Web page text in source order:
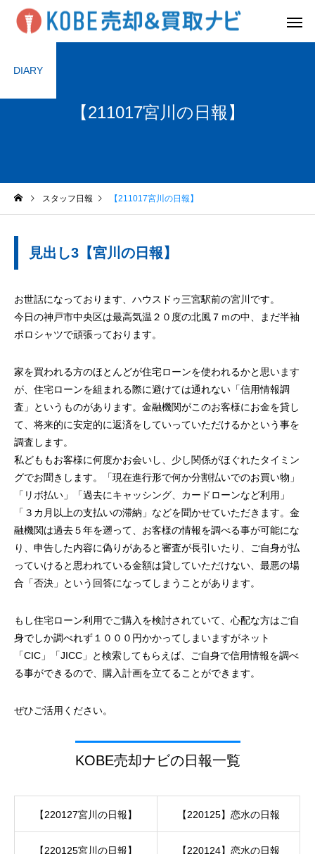
【211017宮川の日報】
DIARY
スタッフ日報 【211017宮川の日報】
見出し3【宮川の日報】
お世話になっております、ハウスドゥ三宮駅前の宮川です。
今日の神戸市中央区は最高気温２０度の北風７ｍの中、まだ半袖
ポロシャツで頑張っております。
家を買われる方のほとんどが住宅ローンを使われるかと思います
が、住宅ローンを組まれる際に避けては通れない「信用情報調
査」というものがあります。金融機関がこのお客様にお金を貸し
て、将来的に安定的に返済をしていっていただけるかという事を
調査します。
私どももお客様に何度かお会いし、少し関係がほぐれたタイミン
グでお聞きします。「現在進行形で何か分割払いでのお買い物」
「リボ払い」「過去にキャッシング、カードローンなど利用」
「３カ月以上の支払いの滞納」などを聞かせていただきます。金
融機関は過去５年を遡って、お客様の情報を調べる事が可能にな
り、申告した内容に偽りがあると審査が長引いたり、ご自身が払
っていけると思われている金額は貸していただけない、最悪の場
合「否決」という回答になってしまうことがあります。
もし住宅ローン利用でご購入を検討されていて、心配な方はご自
身でしか調べれず１０００円かかってしまいますがネット
「CIC」「JICC」と検索してもらえば、ご自身で信用情報を調べ
る事ができるので、購入計画を立てることができます。
ぜひご活用ください。
KOBE売却ナビの日報一覧
【220127宮川の日報】 【220125】恋水の日報
【220125宮川の日報】 【220124】恋水の日報